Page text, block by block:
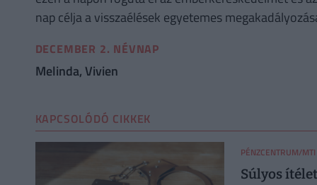
nap célja a visszaélések egyetemes
DECEMBER 2. NÉVNAP
Melinda, Vivien
KAPCSOLÓDÓ CIKKEK
PÉNZCENTRUM/MTI
Súlyos